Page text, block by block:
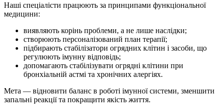
Наші спеціалісти працюють за принципами функціональної
медицини:
виявляють корінь проблеми, а не лише наслідки;
створюють персоналізований план терапії;
підбирають стабілізатори огрядних клітин і засоби, що
регулюють імунну відповідь;
допомагають стабілізувати огрядні клітини при
бронхіальній астмі та хронічних алергіях.
Мета — відновити баланс в роботі імунної системи, зменшити
запальні реакції та покращити якість життя.